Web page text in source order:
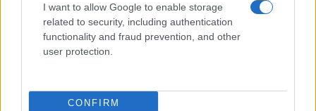
I want to allow Google to enable storage
related to security, including authentication
functionality and fraud prevention, and other
user protection.
CONFIRM
Magna Pars Milano: un’esperienza olfattiva unica in un
ex stabilimento di profumi